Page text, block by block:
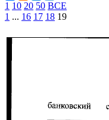
1 10 20 50 ВСЕ
1 ... 16 17 18 19